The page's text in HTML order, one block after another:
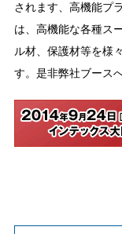
されます、高機能プ
は、高機能な各種ス
ル材、保護材等を様
す。是非弊社ブース